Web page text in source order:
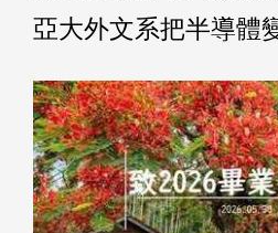
亞大外文系把半導體